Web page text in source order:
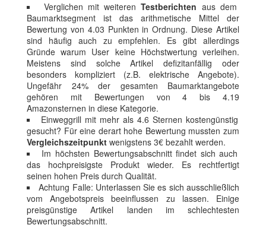
Verglichen mit weiterenTestberichten aus dem
Baumarktsegment ist das arithmetische Mittel der
Bewertung von 4.03 Punkten in Ordnung. Diese Artikel
sind häufig auch zu empfehlen. Es gibt allerdings
Gründe warum User keine Höchstwertung verleihen.
Meistens sind solche Artikel defizitanfällig oder
besonders kompliziert (z.B. elektrische Angebote).
Ungefähr 24% der gesamten Baumarktangebote
gehören mit Bewertungen von 4 bis 4.19
Amazonsternen in diese Kategorie.
Einweggrill mit mehr als 4.6 Sternen kostengünstig
gesucht? Für eine derart hohe Bewertung mussten zum
Vergleichszeitpunkt wenigstens 3€ bezahlt werden.
Im höchsten Bewertungsabschnitt findet sich auch
das hochpreisigste Produkt wieder. Es rechtfertigt
seinen hohen Preis durch Qualität.
Achtung Falle: Unterlassen Sie es sich ausschließlich
vom Angebotspreis beeinflussen zu lassen. Einige
preisgünstige Artikel landen im schlechtesten
Bewertungsabschnitt.